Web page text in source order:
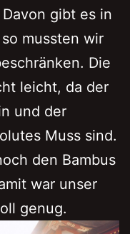
gibt es in
mussten wir
Die
leicht, da der
und der
Muss sind.
den Bambus
war unser
genug.